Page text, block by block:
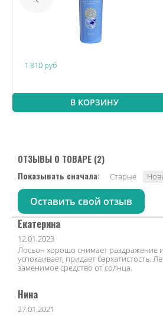
1 810 руб
В КОРЗИНУ
ОТЗЫВЫ О ТОВАРЕ (2)
Показывать сначала: Старые
Оставить свой отзыв
Екатерина
12.01.2023
Лосьон хорошо снимает раздражение
успокаивает, придает бархатистость.
заменимое средство от солнца.
Нина
27.01.2021